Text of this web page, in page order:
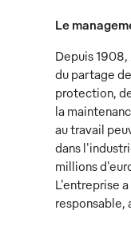
Le
Depuis
du partage
protection,
la
au travail
dans
millions
L'entreprise
responsable,